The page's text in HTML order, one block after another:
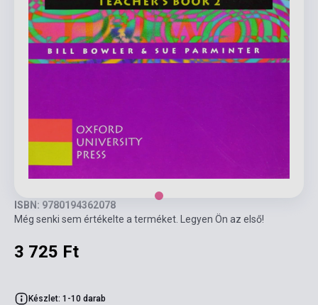
ISBN: 9780194362078
Még senki sem értékelte a terméket. Legyen Ön az első!
3 725 Ft
Készlet: 1-10 darab